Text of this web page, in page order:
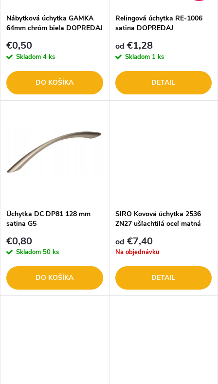
e
p
r
o
k
o
v
s
p
r
o
k
o
v
Nábytková úchytka GAMKA
64mm chróm biela DOPREDAJ
€0,50
Skladom 4 ks
DO KOŠÍKA
Relingová úchytka RE-1006
satina DOPREDAJ
od €1,28
Skladom 1 ks
DETAIL
Úchytka DC DP81 128 mm
satina G5
€0,80
Skladom 50 ks
DO KOŠÍKA
SIRO Kovová úchytka 2536
ZN27 ušľachtilá oceľ matná
od €7,40
Na objednávku
DETAIL